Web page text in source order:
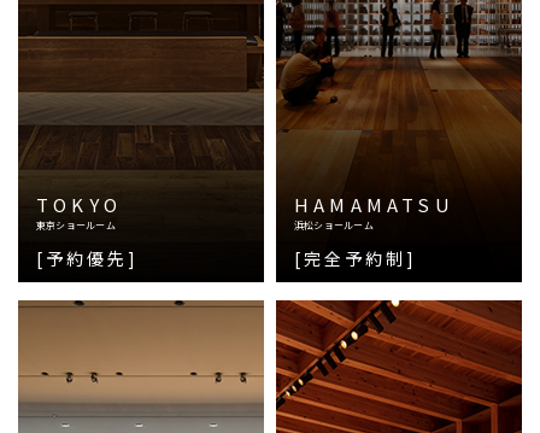
TOKYO
東京ショールーム
[予約優先]
HAMAMATSU
浜松ショールーム
[完全予約制]